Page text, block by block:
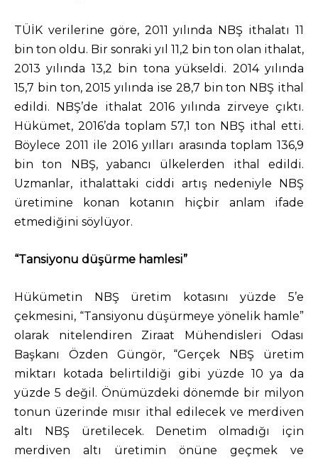
TÜİK verilerine göre, 2011 yılında NBŞ ithalatı 11
bin ton oldu. Bir sonraki yıl 11,2 bin ton olan ithalat,
2013 yılında 13,2 bin tona yükseldi. 2014 yılında
15,7 bin ton, 2015 yılında ise 28,7 bin ton NBŞ ithal
edildi. NBŞ’de ithalat 2016 yılında zirveye çıktı.
Hükümet, 2016’da toplam 57,1 ton NBŞ ithal etti.
Böylece 2011 ile 2016 yılları arasında toplam 136,9
bin ton NBŞ, yabancı ülkelerden ithal edildi.
Uzmanlar, ithalattaki ciddi artış nedeniyle NBŞ
üretimine konan kotanın hiçbir anlam ifade
etmediğini söylüyor.
“Tansiyonu düşürme hamlesi”
Hükümetin NBŞ üretim kotasını yüzde 5’e
çekmesini, “Tansiyonu düşürmeye yönelik hamle”
olarak nitelendiren Ziraat Mühendisleri Odası
Başkanı Özden Güngör, “Gerçek NBŞ üretim
miktarı kotada belirtildiği gibi yüzde 10 ya da
yüzde 5 değil. Önümüzdeki dönemde bir milyon
tonun üzerinde mısır ithal edilecek ve merdiven
altı NBŞ üretilecek. Denetim olmadığı için
merdiven altı üretimin önüne geçmek ve